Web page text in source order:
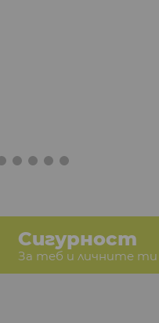
Сигурност
За теб и личните ти